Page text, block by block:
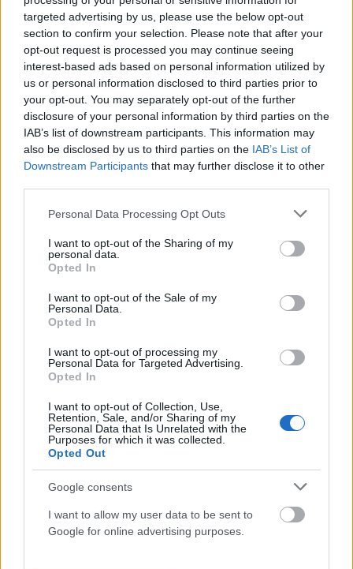
targeted advertising by us, please use the below opt-out
section to confirm your selection. Please note that after your
opt-out request is processed you may continue seeing
interest-based ads based on personal information utilized by
us or personal information disclosed to third parties prior to
your opt-out. You may separately opt-out of the further
disclosure of your personal information by third parties on the
IAB’s list of downstream participants. This information may
also be disclosed by us to third parties on the IAB’s List of
Downstream Participants that may further disclose it to other
Please note that this website/app uses one or more Google
not limited to your visit or usage behaviour. You may click to
grant or deny consent to Google and its third-party tags to
use your data for below specified purposes in below Google
consent section.
Personal Data Processing Opt Outs
I want to opt-out of the Sharing of my
personal data.
Opted In
I want to opt-out of the Sale of my
Personal Data.
Opted In
I want to opt-out of processing my
Personal Data for Targeted Advertising.
Opted In
I want to opt-out of Collection, Use,
Retention, Sale, and/or Sharing of my
Personal Data that Is Unrelated with the
Purposes for which it was collected.
Opted Out
Google consents
I want to allow my user data to be sent to
Google for online advertising purposes.
Σταύρος Καλαφάτης: Έχουμε δημιουργήσει 20.000
νέες θέσεις εργασίας υψηλής εξειδίκευσης σε 7 χρόνια
(VIDEO)
ΑΝΑΡΤΗΘΗΚΕ ΑΠΟGMYLONAS 7 ΑΥΓΟΎΣΤΟΥ 2026
ΠΟΛΙΤΙΚΉ
αρχειοθετήσεις οι σκιές μεγαλώνουν
ΑΝΑΡΤΗΘΗΚΕ ΑΠΟ GMYLONAS